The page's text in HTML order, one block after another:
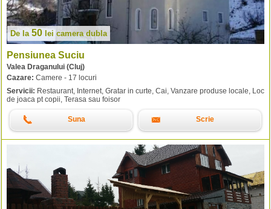
De la 50 lei camera dubla
Pensiunea Suciu
Valea Draganului (Cluj)
Cazare: Camere - 17 locuri
Servicii: Restaurant, Internet, Gratar in curte, Cai, Vanzare produse locale, Loc
de joaca pt copii, Terasa sau foisor
Suna Scrie